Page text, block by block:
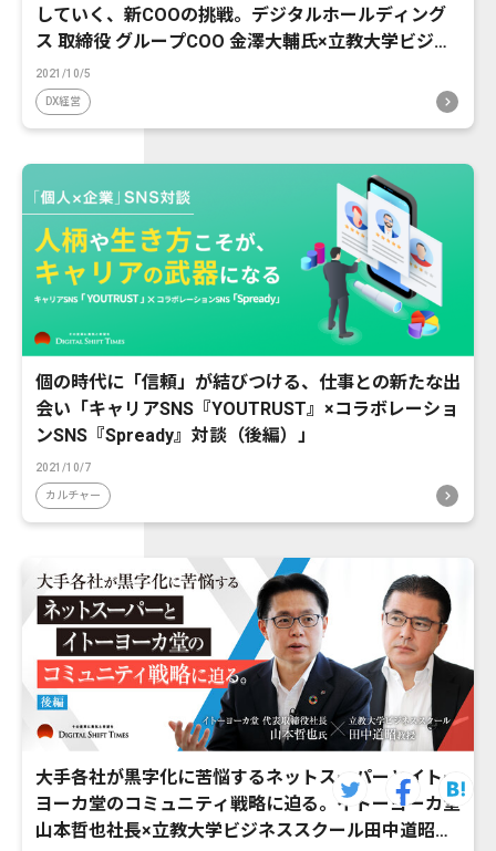
していく、新COOの挑戦。デジタルホールディング
ス 取締役 グループCOO 金澤大輔氏×立教大学ビジネ
ススクール田中道昭教授対談
2021/10/5
DX経営
個の時代に「信頼」が結びつける、仕事との新たな出
会い「キャリアSNS『YOUTRUST』×コラボレーショ
ンSNS『Spready』対談（後編）」
2021/10/7
カルチャー
大手各社が黒字化に苦悩するネットスーパーとイトー
ヨーカ堂のコミュニティ戦略に迫る。イトーヨーカ堂
山本哲也社長×立教大学ビジネススクール田中道昭教